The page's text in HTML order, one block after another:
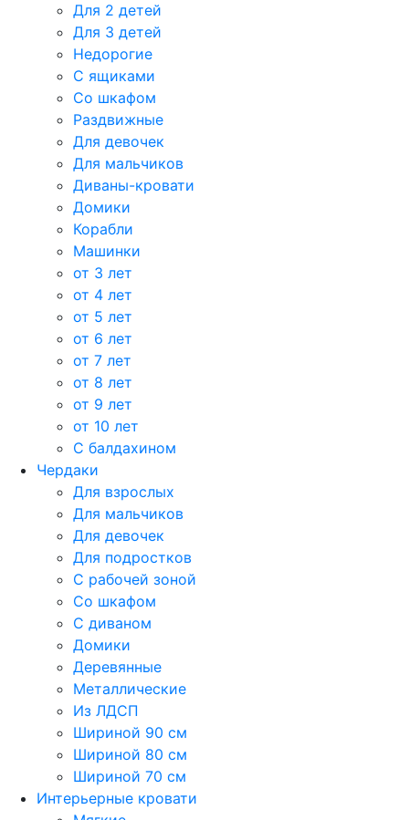
Для 2 детей
Для 3 детей
Недорогие
С ящиками
Со шкафом
Раздвижные
Для девочек
Для мальчиков
Диваны-кровати
Домики
Корабли
Машинки
от 3 лет
от 4 лет
от 5 лет
от 6 лет
от 7 лет
от 8 лет
от 9 лет
от 10 лет
С балдахином
Чердаки
Для взрослых
Для мальчиков
Для девочек
Для подростков
С рабочей зоной
Со шкафом
С диваном
Домики
Деревянные
Металлические
Из ЛДСП
Шириной 90 см
Шириной 80 см
Шириной 70 см
Интерьерные кровати